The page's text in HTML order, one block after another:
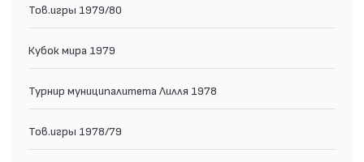
Тов.игры 1979/80
Кубок мира 1979
Турнир муниципалитета Лилля 1978
Тов.игры 1978/79